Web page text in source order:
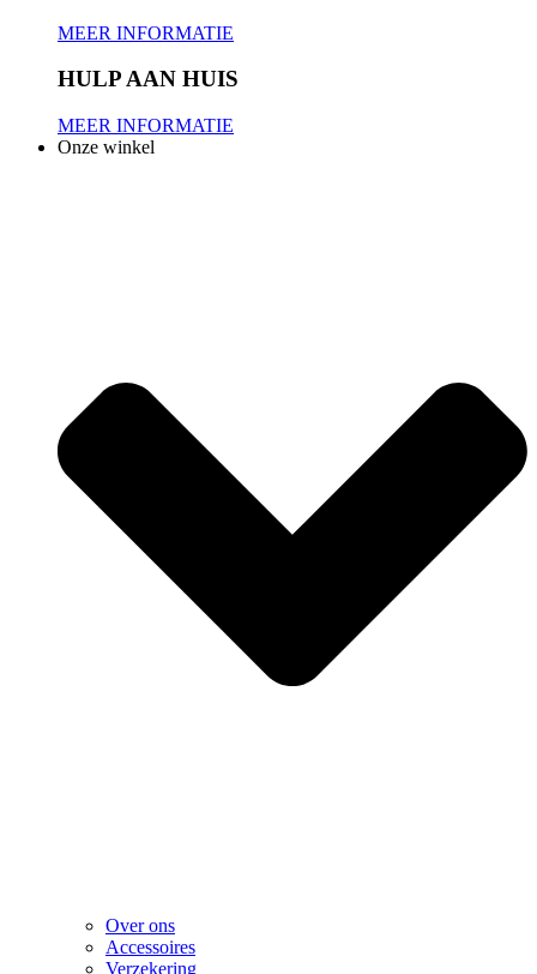
MEER INFORMATIE
HULP AAN HUIS
MEER INFORMATIE
Onze winkel
Over ons
Accessoires
Verzekering